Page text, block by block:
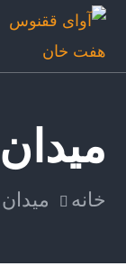
خانه